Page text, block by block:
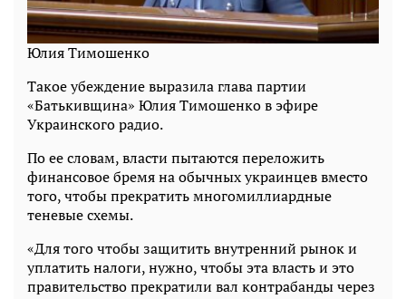
Юлия Тимошенко
Такое убеждение выразила глава партии
«Батькивщина» Юлия Тимошенко в эфире
Украинского радио.
По ее словам, власти пытаются переложить
финансовое бремя на обычных украинцев вместо
того, чтобы прекратить многомиллиардные
теневые схемы.
«Для того чтобы защитить внутренний рынок и
уплатить налоги, нужно, чтобы эта власть и это
правительство прекратили вал контрабанды через